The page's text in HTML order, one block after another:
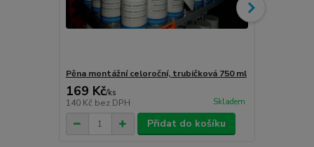
Pěna montážní celoroční, trubičková 750 ml
169 Kč/ks
140 Kč bez DPH Skladem
Přidat do košíku